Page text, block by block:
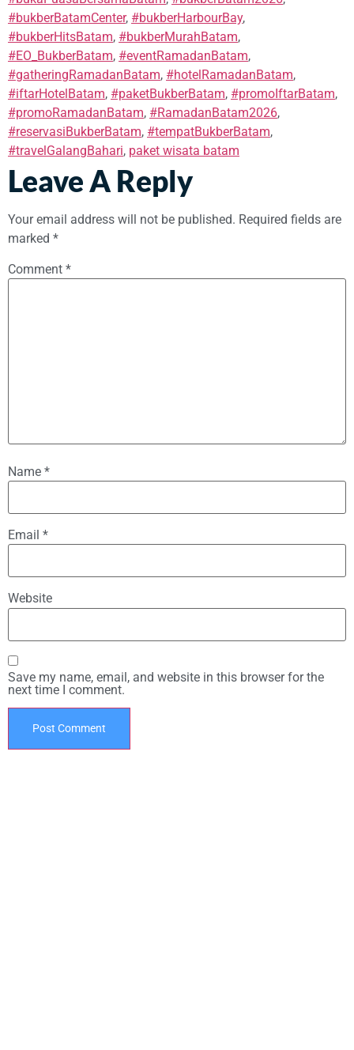
#bukberBatamCenter, #bukberHarbourBay,
#bukberHitsBatam, #bukberMurahBatam,
#EO_BukberBatam, #eventRamadanBatam,
#gatheringRamadanBatam, #hotelRamadanBatam,
#iftarHotelBatam, #paketBukberBatam, #promoIftarBatam,
#promoRamadanBatam, #RamadanBatam2026,
#reservasiBukberBatam, #tempatBukberBatam,
#travelGalangBahari, paket wisata batam
Leave A Reply
Your email address will not be published. Required fields are
marked *
Comment *
Name *
Email *
Website
Save my name, email, and website in this browser for the
next time I comment.